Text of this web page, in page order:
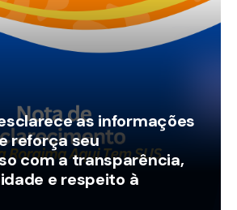
esclarece as informações
reforça seu
com a transparência,
e respeito à